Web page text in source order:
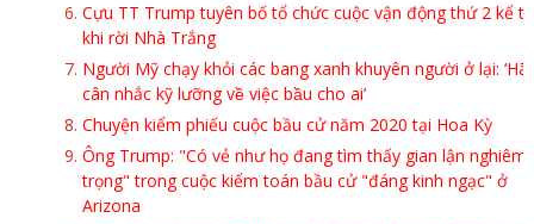
Cựu TT Trump tuyên bố tổ chức cuộc vận động thứ 2 kể từ
khi rời Nhà Trắng
Người Mỹ chạy khỏi các bang xanh khuyên người ở lại:
cân nhắc kỹ lưỡng về việc bầu cho ai’
Chuyện kiểm phiếu cuộc bầu cử năm 2020 tại Hoa Kỳ
Ông Trump: "Có vẻ như họ đang tìm thấy gian lận nghiêm
trọng" trong cuộc kiểm toán bầu cử "đáng kinh ngạc" ở
Arizona